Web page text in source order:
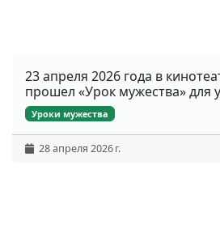
23 апреля 2026 года в
прошел «Урок мужества» для
Уроки мужества
28 апреля 2026 г.